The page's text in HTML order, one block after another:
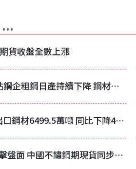
貨收盤全數上漲
7月下旬中國重點鋼企粗鋼日產持續下降 鋼材庫存明顯下降
1-7月中國累計出口鋼材6499.5萬噸 同比下降4.4%
鎳礦配額消息衝擊盤面 中國不鏽鋼期現貨同步承壓走弱